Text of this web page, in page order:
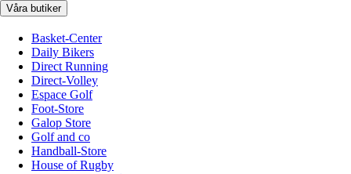
Våra butiker
Basket-Center
Daily Bikers
Direct Running
Direct-Volley
Espace Golf
Foot-Store
Galop Store
Golf and co
Handball-Store
House of Rugby